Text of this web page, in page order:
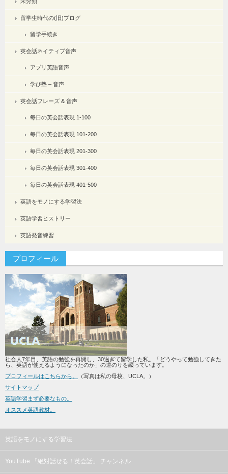
留学生時代の(旧)ブログ
留学手続き
英会話ネイティブ音声
アプリ英語音声
学び塾 – 音声
英会話フレーズ & 音声
毎日の英会話表現 1-100
毎日の英会話表現 101-200
毎日の英会話表現 201-300
毎日の英会話表現 301-400
毎日の英会話表現 401-500
英語をモノにする学習法
英語学習ヒストリー
英語発音練習
プロフィール
社会人7年目、英語の勉強を再開し、30過ぎて留学した私。「どうやって勉強してきた
ら、英語が使えるようになったのか」の道のりを綴っています。
プロフィールはこちらから。
（写真は私の母校、UCLA。）
サイトマップ
英語学習まず必要なもの。
オススメ英語教材。
英語をモノにする学習法
YouTube 「絶対話せる！英会話」 チャンネル